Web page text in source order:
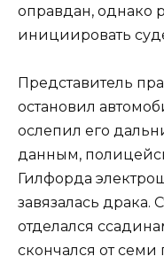
оправдан,
инициировать
Представитель
остановил
ослепил его
данным,
Гилфорда
завязалась драка.
отделался
скончался от